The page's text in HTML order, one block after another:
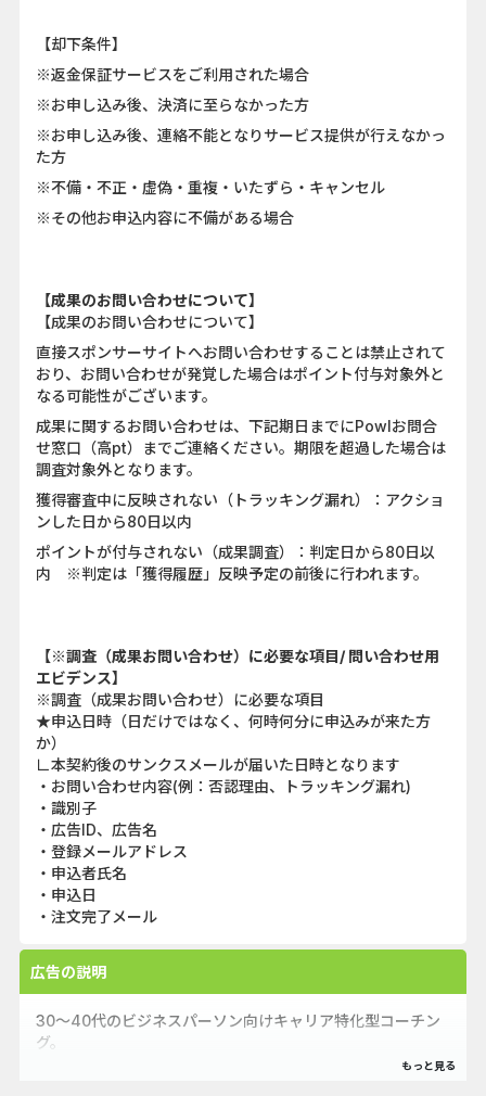
【却下条件】
※返金保証サービスをご利用された場合
※お申し込み後、決済に至らなかった方
※お申し込み後、連絡不能となりサービス提供が行えなかっ
た方
※不備・不正・虚偽・重複・いたずら・キャンセル
※その他お申込内容に不備がある場合
【成果のお問い合わせについて】
【成果のお問い合わせについて】
直接スポンサーサイトへお問い合わせすることは禁止されて
おり、お問い合わせが発覚した場合はポイント付与対象外と
なる可能性がございます。
成果に関するお問い合わせは、下記期日までにPowlお問合
せ窓口（高pt）までご連絡ください。期限を超過した場合は
調査対象外となります。
獲得審査中に反映されない（トラッキング漏れ）：アクショ
ンした日から80日以内
ポイントが付与されない（成果調査）：判定日から80日以
内 ※判定は「獲得履歴」反映予定の前後に行われます。
【※調査（成果お問い合わせ）に必要な項目/ 問い合わせ用
エビデンス】
※調査（成果お問い合わせ）に必要な項目
★申込日時（日だけではなく、何時何分に申込みが来た方
か）
∟本契約後のサンクスメールが届いた日時となります
・お問い合わせ内容(例：否認理由、トラッキング漏れ)
・識別子
・広告ID、広告名
・登録メールアドレス
・申込者氏名
・申込日
・注文完了メール
広告の説明
30〜40代のビジネスパーソン向けキャリア特化型コーチン
グ。
キャリア停滞を突破し、次の10年を描くために、ビジネス経